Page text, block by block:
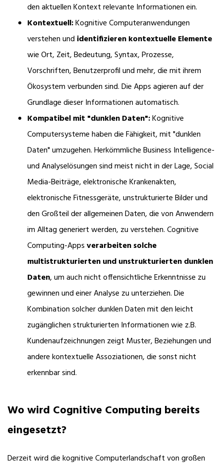
den aktuellen Kontext relevante Informationen ein.
Kontextuell:Kognitive Computeranwendungen
verstehen und identifizieren kontextuelle Elemente
wie Ort, Zeit, Bedeutung, Syntax, Prozesse,
Vorschriften, Benutzerprofil und mehr, die mit ihrem
Ökosystem verbunden sind. Die Apps agieren auf der
Grundlage dieser Informationen automatisch.
Kompatibel mit "dunklen Daten":Kognitive
Computersysteme haben die Fähigkeit, mit "dunklen
Daten" umzugehen. Herkömmliche Business Intelligence-
und Analyselösungen sind meist nicht in der Lage, Social
Media-Beiträge, elektronische Krankenakten,
elektronische Fitnessgeräte, unstrukturierte Bilder und
den Großteil der allgemeinen Daten, die von Anwendern
im Alltag generiert werden, zu verstehen. Cognitive
Computing-Appsverarbeiten solche
multistrukturierten und unstrukturierten dunklen
Daten, um auch nicht offensichtliche Erkenntnisse zu
gewinnen und einer Analyse zu unterziehen. Die
Kombination solcher dunklen Daten mit den leicht
zugänglichen strukturierten Informationen wie z.B.
Kundenaufzeichnungen zeigt Muster, Beziehungen und
andere kontextuelle Assoziationen, die sonst nicht
erkennbar sind.
Wo wird Cognitive Computing bereits
eingesetzt?
Derzeit wird die kognitive Computerlandschaft von großen